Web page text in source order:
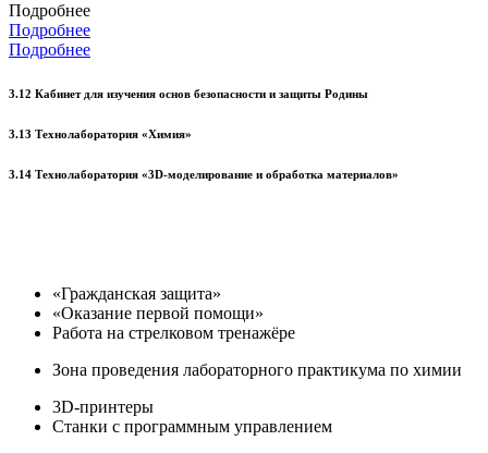
Подробнее
Подробнее
Подробнее
3.12 Кабинет для изучения основ безопасности и защиты Родины
3.13 Технолаборатория «Химия»
3.14 Технолаборатория «3D-моделирование и обработка материалов»
«Гражданская защита»
«Оказание первой помощи»
Работа на стрелковом тренажёре
Зона проведения лабораторного практикума по химии
3D-принтеры
Станки с программным управлением